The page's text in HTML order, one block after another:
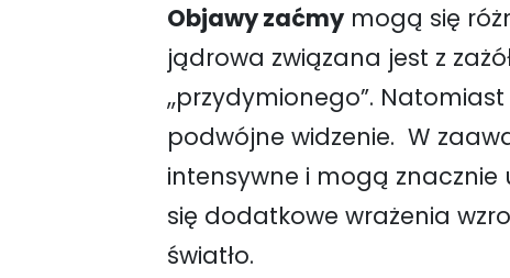
Objawy zaćmy mogą się
jądrowa związana jest z
,,przydymionego”.
podwójne widzenie. W
intensywne i mogą
się dodatkowe wrażenia
światło.